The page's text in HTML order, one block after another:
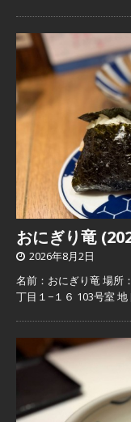
おにぎり竜
2026年8月2日
名前：おにぎり竜 場所
丁目１−１６ 103号室 地